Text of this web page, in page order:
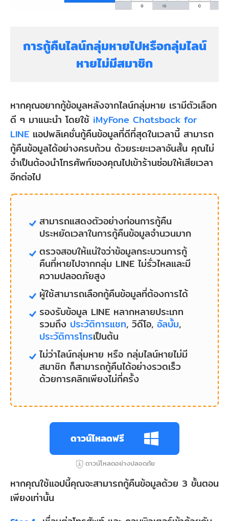
การกู้คืนไลน์กลุ่มหายไปหรือกลุ่มไลน์
หายไม่มีสมาชิก
หากคุณอยากกู้ข้อมูลหลังจากไลน์กลุ่มหาย เรามีตัวเลือก
ดี ๆ มาแนะนำ โดยใช้ iMyFone Chatsback for
LINE แอปพลิเคชั่นกู้คืนข้อมูลที่ดีที่สุดในเวลานี้ สามารถ
กู้คืนข้อมูลได้อย่างครบถ้วน ด้วยระยะเวลาอันสั้น คุณไม่
จำเป็นต้องนำโทรศัพท์ของคุณไปเข้าร้านซ่อมให้เสียเวลา
อีกต่อไป
สามารถแสดงตัวอย่างก่อนการกู้คืน
ประหยัดเวลาในการกู้คืนข้อมูลจำนวนมาก
ตรวจสอบให้แน่ใจว่าข้อมูลกระบวนการกู้
คืนที่หายไปจากกลุ่ม LINE ไม่รั่วไหลและมี
ความปลอดภัยสูง
ผู้ใช้สามารถเลือกกู้คืนข้อมูลที่ต้องการได้
รองรับข้อมูล LINE หลากหลายประเภท
รวมถึง ประวัติการแชท, วิดีโอ, อัลบั้ม,
ประวัติการโทรเป็นต้น
ไม่ว่าไลน์กลุ่มหาย หรือ กลุ่มไลน์หายไม่มี
สมาชิก ก็สามารถกู้คืนได้อย่างรวดเร็ว
ด้วยการคลิกเพียงไม่กี่ครั้ง
ดาวน์โหลดฟรี
ดาวน์โหลดอย่างปลอดภัย
หากคุณใช้แอปนี้คุณจะสามารถกู้คืนข้อมูลด้วย 3 ขั้นตอน
เพียงเท่านั้น